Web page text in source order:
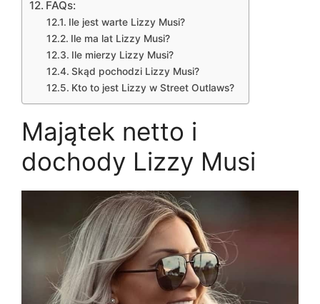
FAQs:
Ile jest warte Lizzy Musi?
Ile ma lat Lizzy Musi?
Ile mierzy Lizzy Musi?
Skąd pochodzi Lizzy Musi?
Kto to jest Lizzy w Street Outlaws?
Majątek netto i
dochody Lizzy Musi